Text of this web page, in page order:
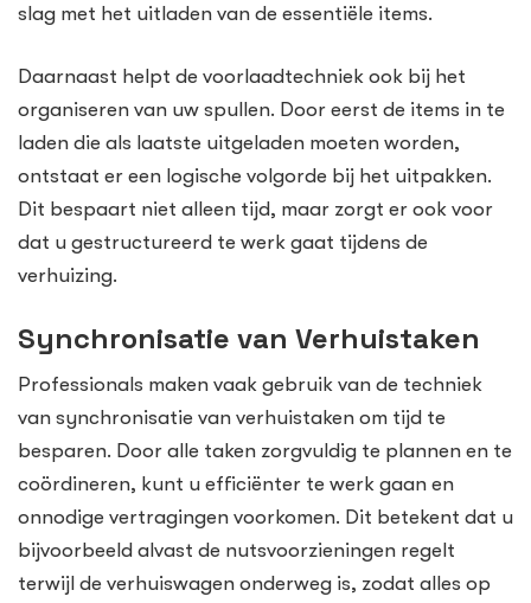
slag met het uitladen van de essentiële items.
Daarnaast helpt de voorlaadtechniek ook bij het
organiseren van uw spullen. Door eerst de items in te
laden die als laatste uitgeladen moeten worden,
ontstaat er een logische volgorde bij het uitpakken.
Dit bespaart niet alleen tijd, maar zorgt er ook voor
dat u gestructureerd te werk gaat tijdens de
verhuizing.
Synchronisatie van Verhuistaken
Professionals maken vaak gebruik van de techniek
van synchronisatie van verhuistaken om tijd te
besparen. Door alle taken zorgvuldig te plannen en te
coördineren, kunt u efficiënter te werk gaan en
onnodige vertragingen voorkomen. Dit betekent dat u
bijvoorbeeld alvast de nutsvoorzieningen regelt
terwijl de verhuiswagen onderweg is, zodat alles op